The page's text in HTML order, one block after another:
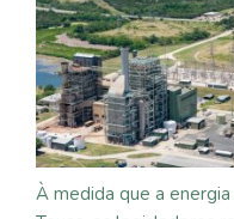
À medida que a